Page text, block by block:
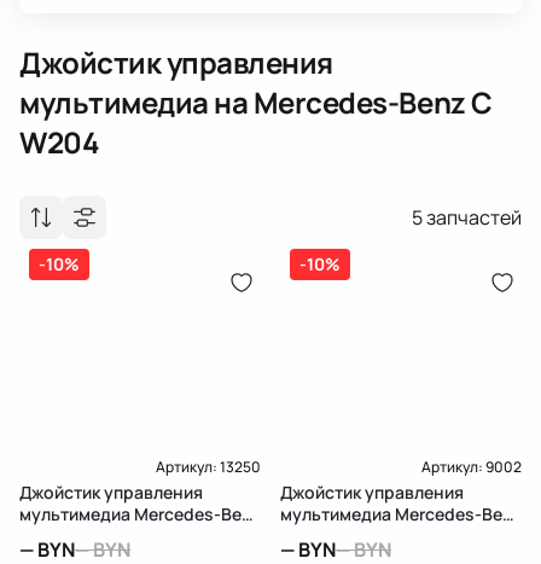
Джойстик управления
мультимедиана Mercedes-Benz C
W204
5запчастей
-10%
Артикул:13250
Джойстик управления
мультимедиа Mercedes-Benz
—BYN—BYN
-10%
Артикул:9002
Джойстик управления
мультимедиа Mercedes-Benz
—BYN—BYN